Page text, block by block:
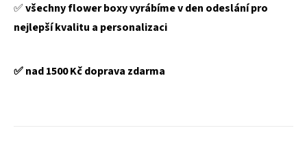
✅️všechny flower boxy vyrábíme v den odeslání pro
nejlepší kvalitu a personalizaci
✅️nad 1500 Kč doprava zdarma